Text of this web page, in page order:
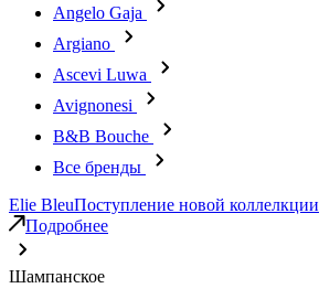
Angelo Gaja
Argiano
Ascevi Luwa
Avignonesi
B&B Bouche
Все бренды
Elie BleuПоступление новой коллелкции
Подробнее
Шампанское